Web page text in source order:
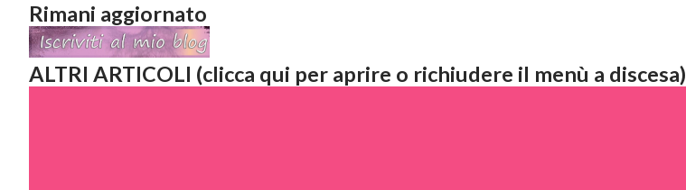
Rimani aggiornato
ALTRI ARTICOLI (clicca qui per aprire o richiudere il menù a discesa)